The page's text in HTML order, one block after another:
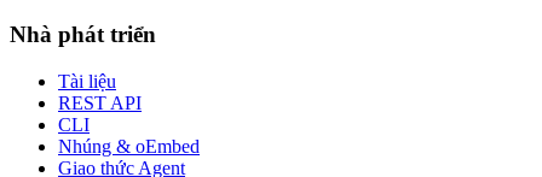
Nhà phát triển
Tài liệu
REST API
CLI
Nhúng & oEmbed
Giao thức Agent